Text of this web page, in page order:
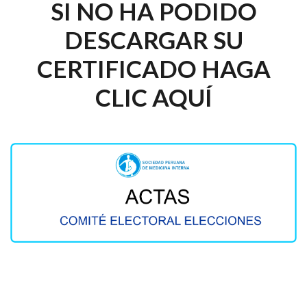
SI NO HA PODIDO
DESCARGAR SU
CERTIFICADO HAGA
CLIC AQUÍ